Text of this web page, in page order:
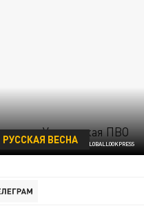
© RUSSIAN DEFENCE MINISTRY/GLOBALLOOKPRESS
РУССКАЯ ВЕСНА